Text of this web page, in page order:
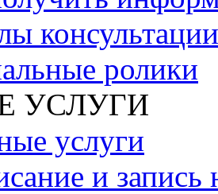
консультации
ролики
УСЛУГИ
услуги
и запись